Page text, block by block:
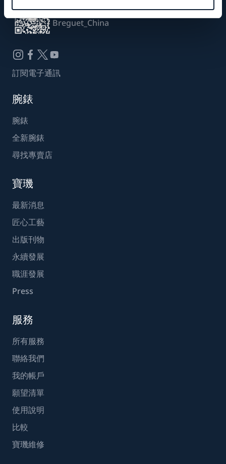
WeChat ID
Breguet_China
訂閱電子通訊
腕錶
腕錶
全新腕錶
尋找專賣店
寶璣
最新消息
匠心工藝
出版刊物
永續發展
職涯發展
Press
服務
所有服務
聯絡我們
我的帳戶
願望清單
使用說明
比較
寶璣維修